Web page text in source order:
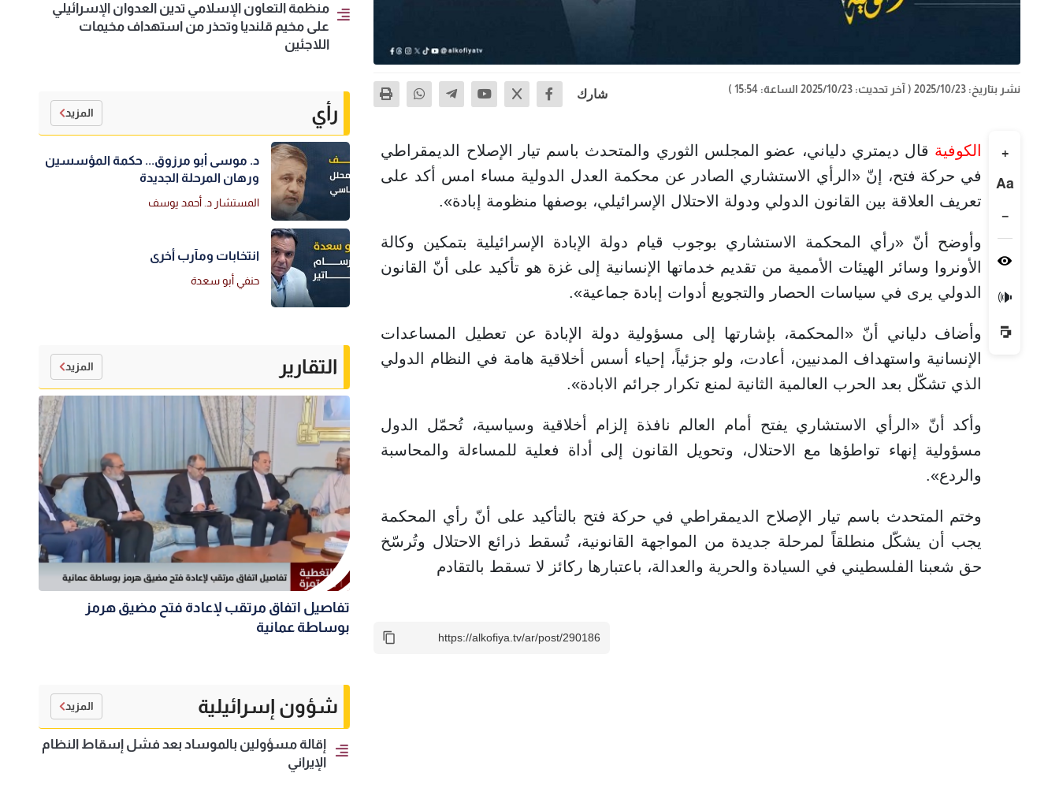
نشر بتاريخ: 2025/10/23 ( آخر تحديث: 2025/10/23 الساعة: 15:54 ) شارك
+
Aa
−
🔊
الكوفية قال ديمتري دلياني، عضو المجلس الثوري والمتحدث باسم تيار الإصلاح الديمقراطي
في حركة فتح، إنّ «الرأي الاستشاري الصادر عن محكمة العدل الدولية مساء امس أكد على
تعريف العلاقة بين القانون الدولي ودولة الاحتلال الإسرائيلي، بوصفها منظومة إبادة».
وأوضح أنّ «رأي المحكمة الاستشاري بوجوب قيام دولة الإبادة الإسرائيلية بتمكين وكالة
الأونروا وسائر الهيئات الأممية من تقديم خدماتها الإنسانية إلى غزة هو تأكيد على أنّ القانون
الدولي يرى في سياسات الحصار والتجويع أدوات إبادة جماعية».
وأضاف دلياني أنّ «المحكمة، بإشارتها إلى مسؤولية دولة الإبادة عن تعطيل المساعدات
الإنسانية واستهداف المدنيين، أعادت، ولو جزئياً، إحياء أسس أخلاقية هامة في النظام الدولي
الذي تشكّل بعد الحرب العالمية الثانية لمنع تكرار جرائم الابادة».
وأكد أنّ «الرأي الاستشاري يفتح أمام العالم نافذة إلزام أخلاقية وسياسية، تُحمّل الدول
مسؤولية إنهاء تواطؤها مع الاحتلال، وتحويل القانون إلى أداة فعلية للمساءلة والمحاسبة
والردع».
وختم المتحدث باسم تيار الإصلاح الديمقراطي في حركة فتح بالتأكيد على أنّ رأي المحكمة
يجب أن يشكّل منطلقاً لمرحلة جديدة من المواجهة القانونية، تُسقط ذرائع الاحتلال وتُرسّخ
حق شعبنا الفلسطيني في السيادة والحرية والعدالة، باعتبارها ركائز لا تسقط بالتقادم
منظمة التعاون الإسلامي تدين العدوان الإسرائيلي
على مخيم قلنديا وتحذر من استهداف مخيمات
اللاجئين
رأي المزيد
د. موسى أبو مرزوق... حكمة المؤسسين
ورهان المرحلة الجديدة
المستشار د. أحمد يوسف
انتخابات ومآرب أخرى
حنفي أبو سعدة
التقارير المزيد
تفاصيل اتفاق مرتقب لإعادة فتح مضيق هرمز
بوساطة عمانية
شؤون إسرائيلية المزيد
إقالة مسؤولين بالموساد بعد فشل إسقاط النظام
الإيراني